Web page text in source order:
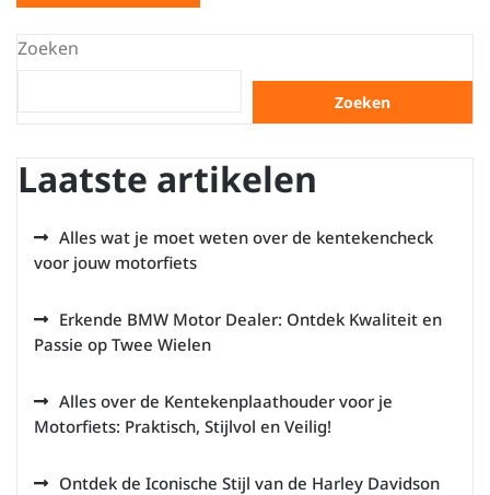
Zoeken
Zoeken
Laatste artikelen
Alles wat je moet weten over de kentekencheck
voor jouw motorfiets
Erkende BMW Motor Dealer: Ontdek Kwaliteit en
Passie op Twee Wielen
Alles over de Kentekenplaathouder voor je
Motorfiets: Praktisch, Stijlvol en Veilig!
Ontdek de Iconische Stijl van de Harley Davidson